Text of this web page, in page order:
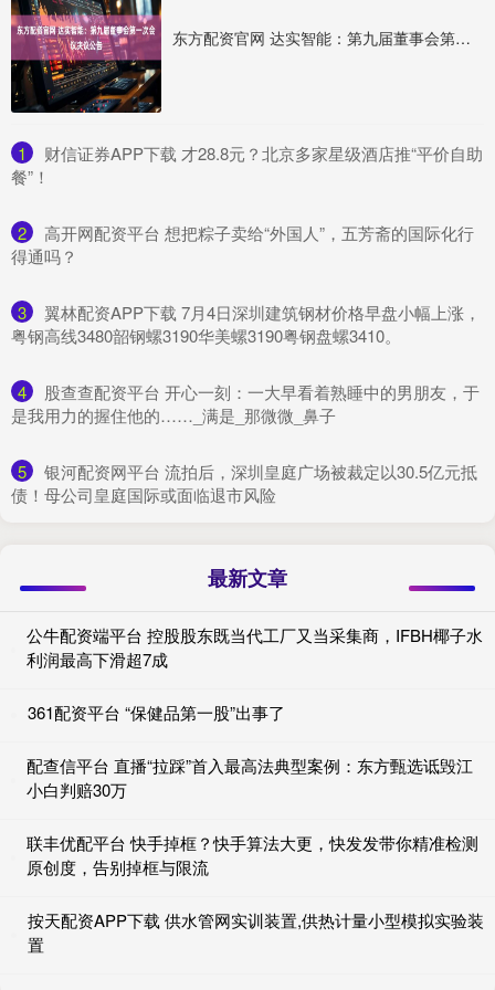
东方配资官网 达实智能：第九届董事会第一次会议决议公告
1
​财信证券APP下载 才28.8元？北京多家星级酒店推“平价自助
餐”！
2
​高开网配资平台 想把粽子卖给“外国人”，五芳斋的国际化行
得通吗？
3
​翼林配资APP下载 7月4日深圳建筑钢材价格早盘小幅上涨，
粤钢高线3480韶钢螺3190华美螺3190粤钢盘螺3410。
4
​股查查配资平台 开心一刻：一大早看着熟睡中的男朋友，于
是我用力的握住他的……_满是_那微微_鼻子
5
​银河配资网平台 流拍后，深圳皇庭广场被裁定以30.5亿元抵
债！母公司皇庭国际或面临退市风险
最新文章
公牛配资端平台 控股股东既当代工厂又当采集商，IFBH椰子水
利润最高下滑超7成
361配资平台 “保健品第一股”出事了
配查信平台 直播“拉踩”首入最高法典型案例：东方甄选诋毁江
小白判赔30万
联丰优配平台 快手掉框？快手算法大更，快发发带你精准检测
原创度，告别掉框与限流
按天配资APP下载 供水管网实训装置,供热计量小型模拟实验装
置